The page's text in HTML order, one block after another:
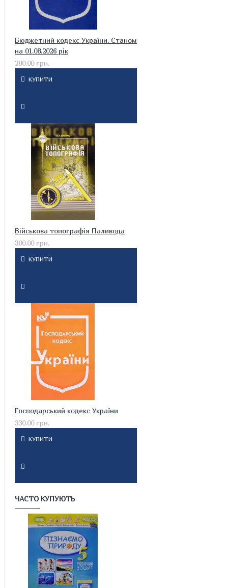
Бюджетний кодекс України. Станом
на 01.08.2026 рік
280.00 грн.
КУПИТИ
Військова топографія Паливода
300.00 грн.
КУПИТИ
Господарський кодекс України
330.00 грн.
КУПИТИ
ЧАСТО КУПУЮТЬ